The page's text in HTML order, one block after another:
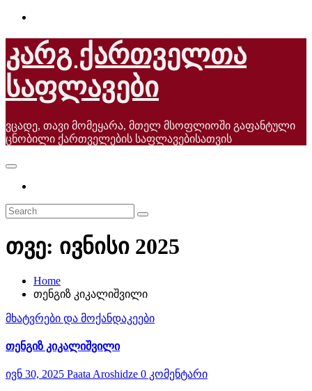
Skip
content
კარგ ქართველთა
საფლავები
ვცადე, თავი მომეყარა, მთელ მსოფლიოში გაფანტული
ცნობილი ქართველების საფლავებისათვის
თვე: ივნისი 2025
Home
თენგიზ კიკალიშვილი
მხატვრები და მოქანდაკეები
თენგიზ კიკალიშვილი
ივნ 30, 2025 Paata Aroshidze 0 კომენტარი